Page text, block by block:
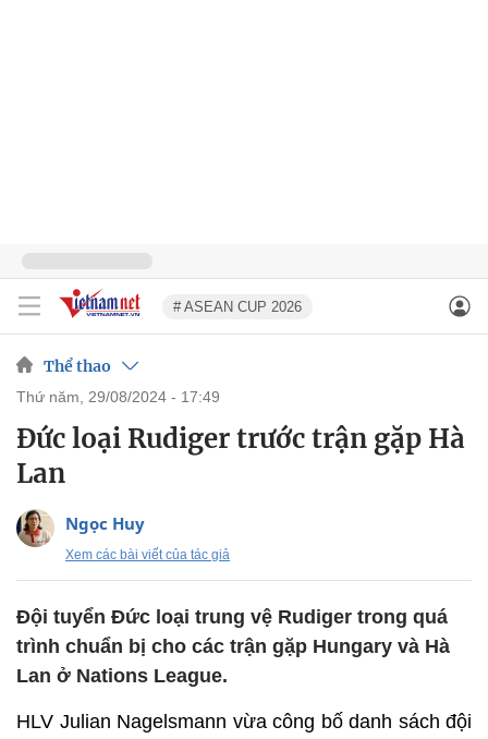
# ASEAN CUP 2026
Thể thao
thứ năm, 29/08/2024 - 17:49
Đức loại Rudiger trước trận gặp Hà
Lan
Ngọc Huy
Xem các bài viết của tác giả
Đội tuyển Đức loại trung vệ Rudiger trong quá
trình chuẩn bị cho các trận gặp Hungary và Hà
Lan ở Nations League.
HLV Julian Nagelsmann vừa công bố danh sách đội